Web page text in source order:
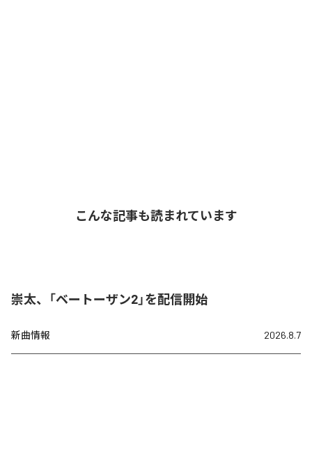
こんな記事も読まれています
崇太、「ベートーザン2」を配信開始
新曲情報 2026.8.7